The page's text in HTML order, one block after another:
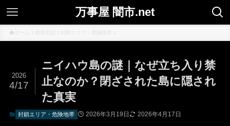
万事屋 闇市.net
封鎖エリア・危険地帯
ニイハウ島の謎｜なぜ立ち入り禁
止なのか？閉ざされた島に隠され
た真実
2026
4/17
封鎖エリア・危険地帯 2026年3月19日 2026年4月17日